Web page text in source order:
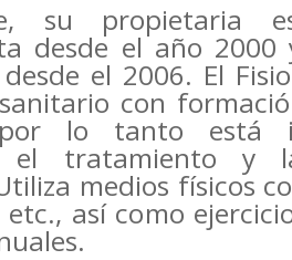
su propietaria
desde el año
el 2006. El
con
por lo tanto está
el tratamiento y
medios físicos
así como